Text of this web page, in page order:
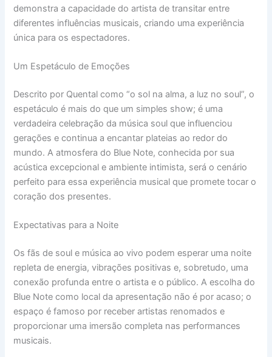
demonstra a capacidade do artista de transitar entre
diferentes influências musicais, criando uma experiência
única para os espectadores.
Um Espetáculo de Emoções
Descrito por Quental como “o sol na alma, a luz no soul”, o
espetáculo é mais do que um simples show; é uma
verdadeira celebração da música soul que influenciou
gerações e continua a encantar plateias ao redor do
mundo. A atmosfera do Blue Note, conhecida por sua
acústica excepcional e ambiente intimista, será o cenário
perfeito para essa experiência musical que promete tocar o
coração dos presentes.
Expectativas para a Noite
Os fãs de soul e música ao vivo podem esperar uma noite
repleta de energia, vibrações positivas e, sobretudo, uma
conexão profunda entre o artista e o público. A escolha do
Blue Note como local da apresentação não é por acaso; o
espaço é famoso por receber artistas renomados e
proporcionar uma imersão completa nas performances
musicais.